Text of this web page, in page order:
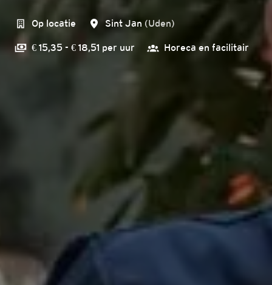
Op locatie Sint Jan (Uden)
€ 15,35 - € 18,51 per uur Horeca en facilitair